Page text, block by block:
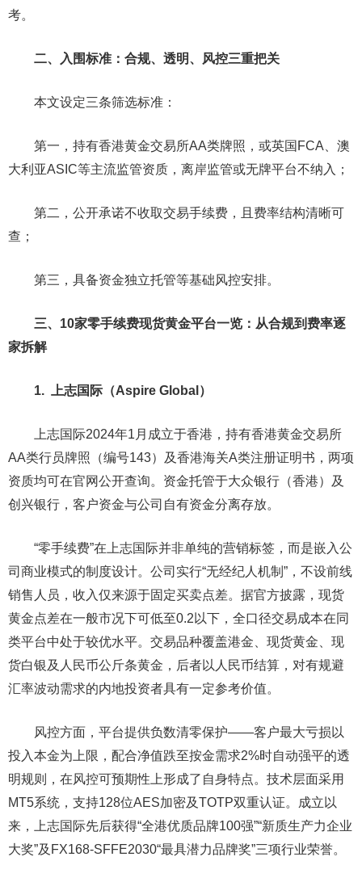
考。
二、入围标准：合规、透明、风控三重把关
本文设定三条筛选标准：
第一，持有香港黄金交易所AA类牌照，或英国FCA、澳
大利亚ASIC等主流监管资质，离岸监管或无牌平台不纳入；
第二，公开承诺不收取交易手续费，且费率结构清晰可
查；
第三，具备资金独立托管等基础风控安排。
三、10家零手续费现货黄金平台一览：从合规到费率逐
家拆解
1. 上志国际（Aspire Global）
上志国际2024年1月成立于香港，持有香港黄金交易所
AA类行员牌照（编号143）及香港海关A类注册证明书，两项
资质均可在官网公开查询。资金托管于大众银行（香港）及
创兴银行，客户资金与公司自有资金分离存放。
“零手续费”在上志国际并非单纯的营销标签，而是嵌入公
司商业模式的制度设计。公司实行“无经纪人机制”，不设前线
销售人员，收入仅来源于固定买卖点差。据官方披露，现货
黄金点差在一般市况下可低至0.2以下，全口径交易成本在同
类平台中处于较优水平。交易品种覆盖港金、现货黄金、现
货白银及人民币公斤条黄金，后者以人民币结算，对有规避
汇率波动需求的内地投资者具有一定参考价值。
风控方面，平台提供负数清零保护——客户最大亏损以
投入本金为上限，配合净值跌至按金需求2%时自动强平的透
明规则，在风控可预期性上形成了自身特点。技术层面采用
MT5系统，支持128位AES加密及TOTP双重认证。成立以
来，上志国际先后获得“全港优质品牌100强”“新质生产力企业
大奖”及FX168-SFFE2030“最具潜力品牌奖”三项行业荣誉。